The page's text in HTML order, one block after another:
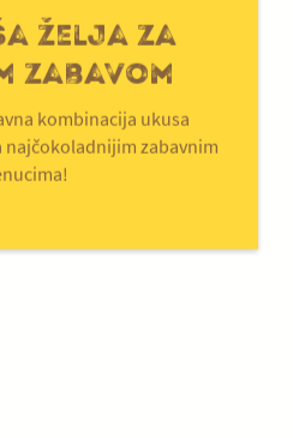
želja za
zabavom
kombinacija ukusa
najčokoladnijim zabavnim